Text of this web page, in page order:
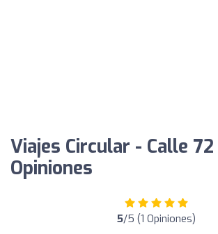
Viajes Circular - Calle
Opiniones
5/5 (1 Opiniones)